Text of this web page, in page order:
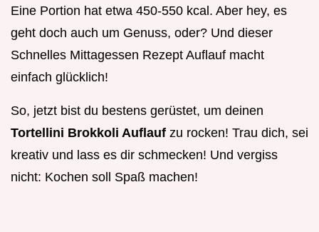
Eine Portion hat etwa 450-550 kcal. Aber hey, es
geht doch auch um Genuss, oder? Und dieser
Schnelles Mittagessen Rezept Auflauf macht
einfach glücklich!
So, jetzt bist du bestens gerüstet, um deinen
Tortellini Brokkoli Auflauf zu rocken! Trau dich, sei
kreativ und lass es dir schmecken! Und vergiss
nicht: Kochen soll Spaß machen!